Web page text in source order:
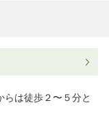
は徒歩２〜５分と